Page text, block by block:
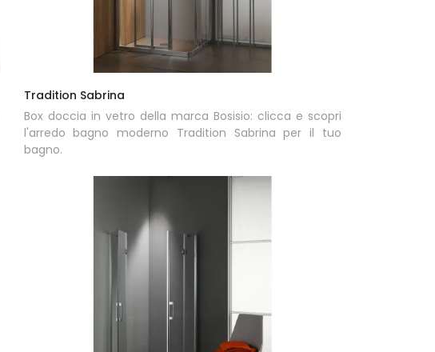
Tradition Sabrina
Box doccia in vetro della marca Bosisio: clicca e scopri
l'arredo bagno moderno Tradition Sabrina per il tuo
bagno.